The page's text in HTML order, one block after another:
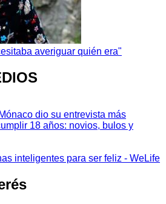
averiguar quién era"
dio su entrevista más
18 años: novios, bulos y
inteligentes para ser feliz - WeLife